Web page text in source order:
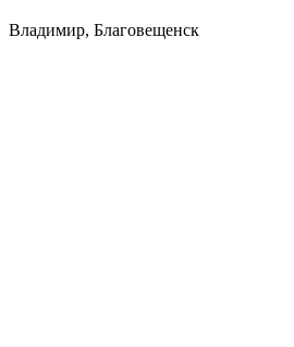
Владимир, Благовещенск